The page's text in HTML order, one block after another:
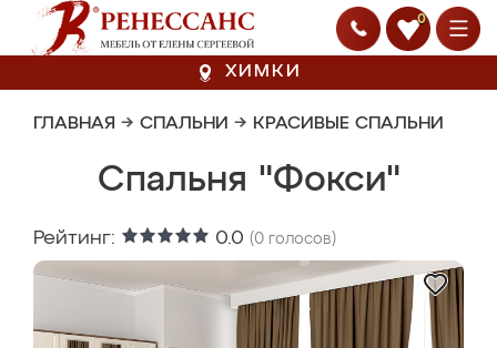
0
ХИМКИ
ГЛАВНАЯ → СПАЛЬНИ → КРАСИВЫЕ СПАЛЬНИ
Спальня "Фокси"
Рейтинг: 0.0 (0 голосов)